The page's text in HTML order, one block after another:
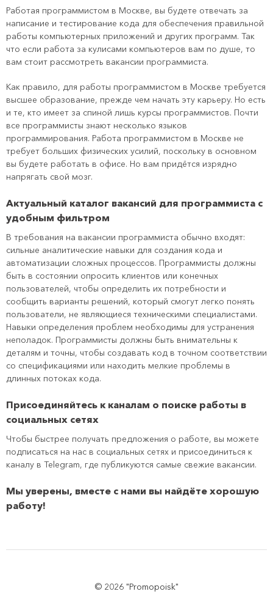
Работая программистом в Москве, вы будете отвечать за
написание и тестирование кода для обеспечения правильной
работы компьютерных приложений и других программ. Так
что если работа за кулисами компьютеров вам по душе, то
вам стоит рассмотреть вакансии программиста.
Как правило, для работы программистом в Москве требуется
высшее образование, прежде чем начать эту карьеру. Но есть
и те, кто имеет за спиной лишь курсы программистов. Почти
все программисты знают несколько языков
программирования. Работа программистом в Москве не
требует больших физических усилий, поскольку в основном
вы будете работать в офисе. Но вам придётся изрядно
напрягать свой мозг.
Актуальный каталог вакансий для программиста с
удобным фильтром
В требования на вакансии программиста обычно входят:
сильные аналитические навыки для создания кода и
автоматизации сложных процессов. Программисты должны
быть в состоянии опросить клиентов или конечных
пользователей, чтобы определить их потребности и
сообщить варианты решений, который смогут легко понять
пользователи, не являющиеся техническими специалистами.
Навыки определения проблем необходимы для устранения
неполадок. Программисты должны быть внимательны к
деталям и точны, чтобы создавать код в точном соответствии
со спецификациями или находить мелкие проблемы в
длинных потоках кода.
Присоединяйтесь к каналам о поиске работы в
социальных сетях
Чтобы быстрее получать предложения о работе, вы можете
подписаться на нас в социальных сетях и присоединиться к
каналу в Telegram, где публикуются самые свежие вакансии.
Мы уверены, вместе с нами вы найдёте хорошую
работу!
© 2026 "Promopoisk"